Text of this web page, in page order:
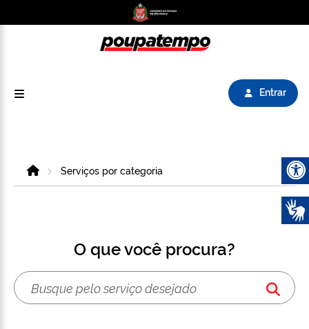
Entrar
HomeServiços por categoria
O que você procura?